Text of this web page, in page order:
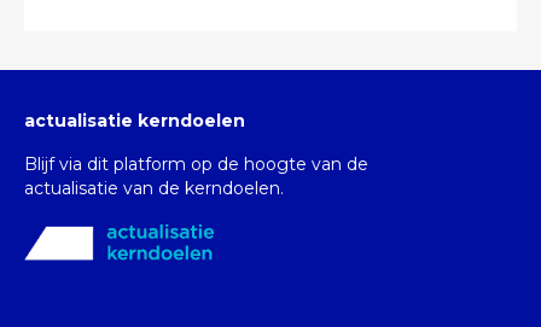
actualisatie kerndoelen
Blijf via dit platform op de hoogte van de
actualisatie van de kerndoelen.